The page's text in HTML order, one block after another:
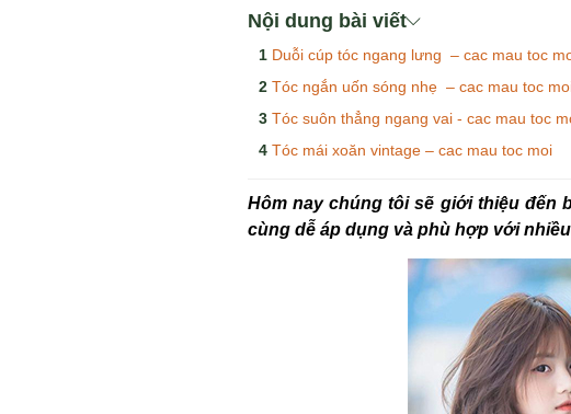
Nội dung bài viết
Duỗi cúp tóc ngang lưng – cac mau toc
Tóc ngắn uốn sóng nhẹ – cac mau toc
Tóc suôn thẳng ngang vai - cac mau toc
Tóc mái xoăn vintage – cac mau toc moi
Hôm nay chúng tôi sẽ giới thiệu đến
cùng dễ áp dụng và phù hợp với